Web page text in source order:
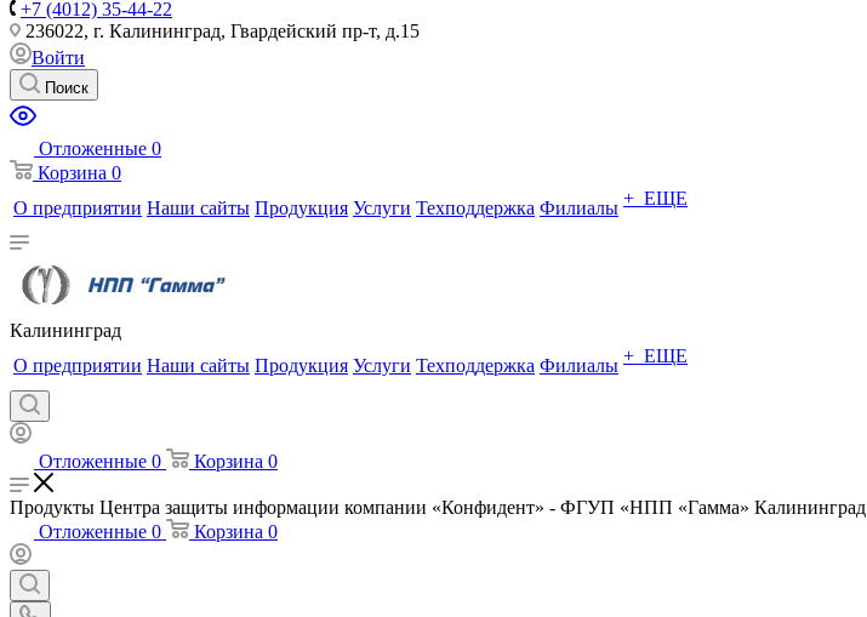
+7 (4012) 35-44-22
236022, г. Калининград, Гвардейский пр-т, д.15
Войти
Поиск
Отложенные 0
Корзина 0
О предприятии Наши сайты Продукция Услуги Техподдержка Филиалы + ЕЩЕ
Калининград
О предприятии Наши сайты Продукция Услуги Техподдержка Филиалы + ЕЩЕ
Отложенные 0 Корзина 0
Продукты Центра защиты информации компании «Конфидент» - ФГУП «НПП «Гамма» Калининград
Отложенные 0 Корзина 0